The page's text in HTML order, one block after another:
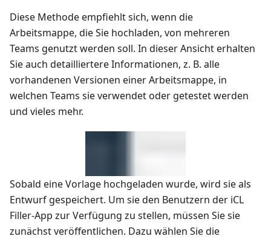
Diese Methode empfiehlt sich, wenn die
Arbeitsmappe, die Sie hochladen, von mehreren
Teams genutzt werden soll. In dieser Ansicht erhalten
Sie auch detailliertere Informationen, z. B. alle
vorhandenen Versionen einer Arbeitsmappe, in
welchen Teams sie verwendet oder getestet werden
und vieles mehr.
Sobald eine Vorlage hochgeladen wurde, wird sie als
Entwurf gespeichert. Um sie den Benutzern der iCL
Filler-App zur Verfügung zu stellen, müssen Sie sie
zunächst veröffentlichen. Dazu wählen Sie die